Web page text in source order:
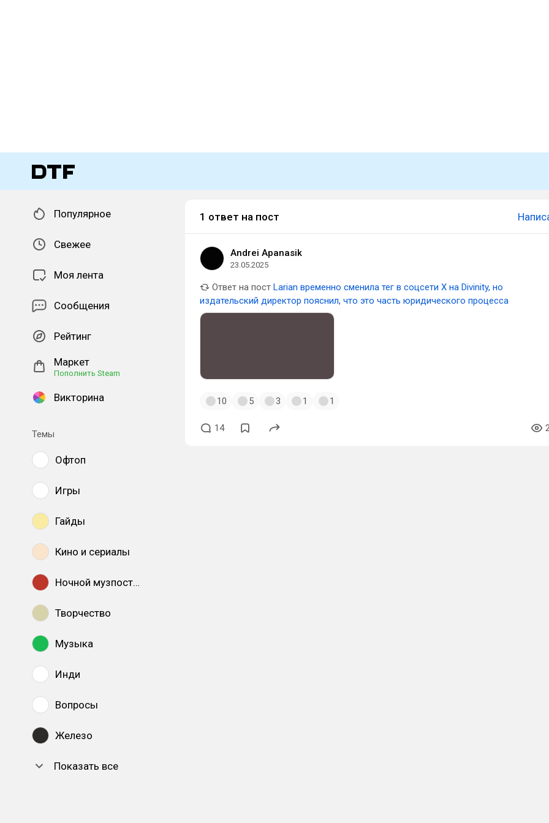
Популярное
Свежее
Моя лента
Сообщения
Рейтинг
Маркет
Пополнить Steam
Викторина
Темы
Офтоп
Игры
Гайды
Кино и сериалы
Ночной музпостинг
Творчество
Музыка
Инди
Вопросы
Железо
Показать все
1 ответ на пост
Andrei Apanasik
23.05.2025
Ответ на пост Larian временно сменила тег в соцсети X на Divinity, но
издательский директор пояснил, что это часть юридического процесса
10 5 3 1 1
14